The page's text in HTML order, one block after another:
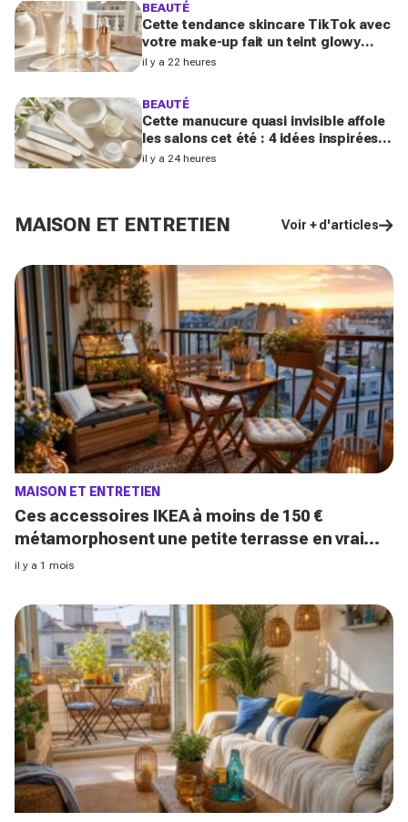
BEAUTÉ
Cette tendance skincare TikTok avec
votre make-up fait un teint glowy
bluffant (mais attention à cette erreur
il y a 22 heures
BEAUTÉ
Cette manucure quasi invisible affole
les salons cet été : 4 idées inspirées
des stars pour des ongles brillants
il y a 24 heures
MAISON ET ENTRETIEN Voir + d'articles
MAISON ET ENTRETIEN
Ces accessoires IKEA à moins de 150 €
métamorphosent une petite terrasse en vrai
salon d’été stylé chez vous (qu’on oublie
il y a 1 mois